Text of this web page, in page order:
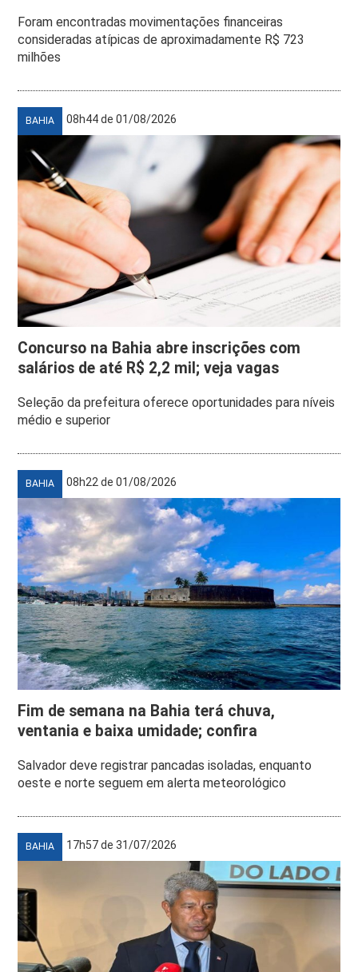
Foram encontradas movimentações financeiras
consideradas atípicas de aproximadamente R$ 723
milhões
BAHIA 08h44 de 01/08/2026
Concurso na Bahia abre inscrições com
salários de até R$ 2,2 mil; veja vagas
Seleção da prefeitura oferece oportunidades para níveis
médio e superior
BAHIA 08h22 de 01/08/2026
Fim de semana na Bahia terá chuva,
ventania e baixa umidade; confira
Salvador deve registrar pancadas isoladas, enquanto
oeste e norte seguem em alerta meteorológico
BAHIA 17h57 de 31/07/2026